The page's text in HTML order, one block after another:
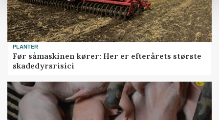
PLANTER
Før såmaskinen kører: Her er efterårets største
skadedyrsrisici